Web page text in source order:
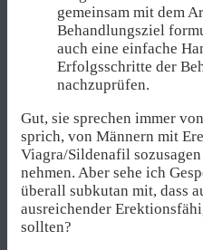
gemeinsam mit dem
Behandlungsziel
auch eine einfache
Erfolgsschritte der
nachzuprüfen.
Gut, sie sprechen immer
sprich, von Männern mit
Viagra/Sildenafil
nehmen. Aber sehe ich
überall subkutan mit, dass
ausreichender
sollten?